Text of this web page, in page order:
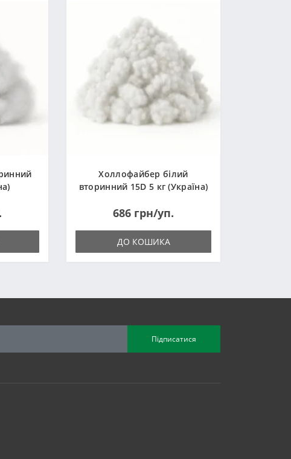
Холлофайбер білий
вторинний 15D 5 кг (Україна)
686 грн/уп.
ДО КОШИКА
Підписатися